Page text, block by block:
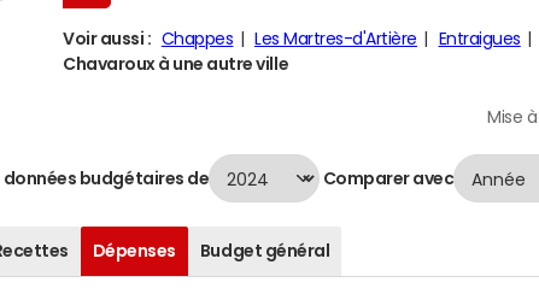
Voir aussi : Chappes Les Martres-d'Artière Entraigues
Chavaroux à une autre ville
Mise
données budgétaires de Comparer avec
Dépenses Budget général